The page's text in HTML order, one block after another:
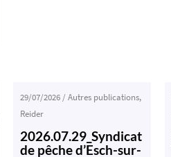
29/07/2026/Autres publications,
Reider
2026.07.29_Syndicat
de pêche d’Esch-sur-